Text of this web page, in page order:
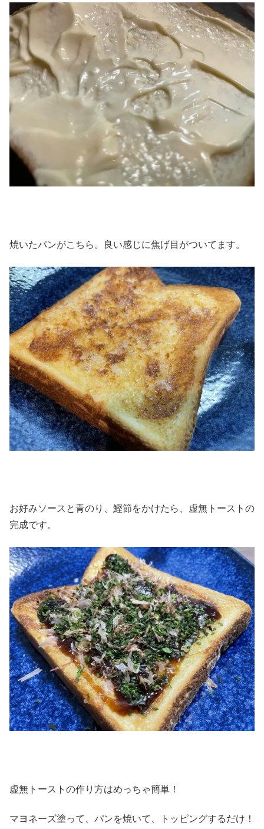
焼いたパンがこちら。良い感じに焦げ目がついてます。
お好みソースと青のり、鰹節をかけたら、虚無トーストの
完成です。
虚無トーストの作り方はめっちゃ簡単！
マヨネーズ塗って、パンを焼いて、トッピングするだけ！